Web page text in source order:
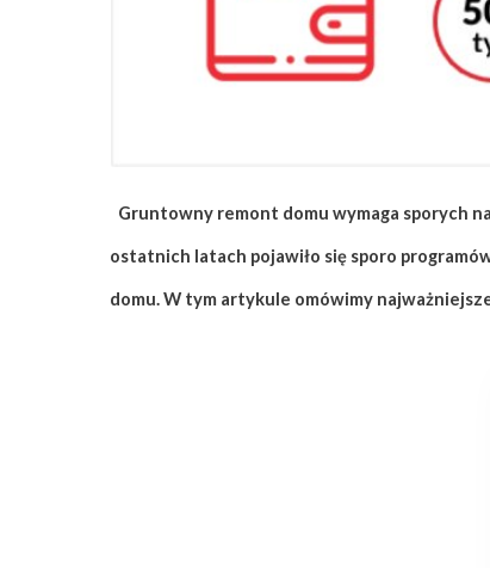
Gruntowny remont domu wymaga sporych
ostatnich latach pojawiło się sporo
domu. W tym artykule omówimy